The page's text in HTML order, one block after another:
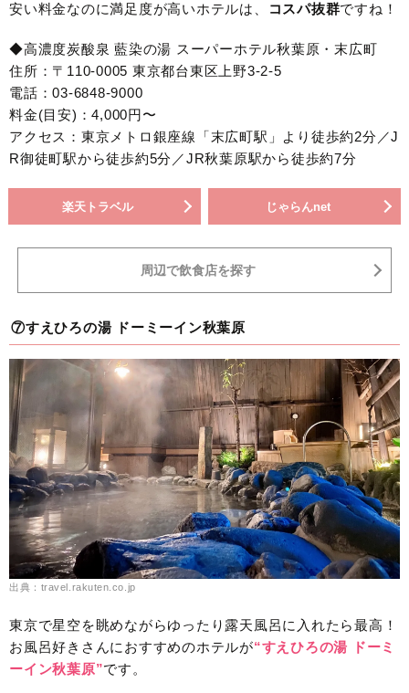
安い料金なのに満足度が高いホテルは、 コスパ抜群ですね！
◆高濃度炭酸泉 藍染の湯 スーパーホテル秋葉原・末広町
住所：〒110-0005 東京都台東区上野3-2-5
電話：03-6848-9000
料金(目安)：4,000円〜
アクセス：東京メトロ銀座線「末広町駅」より徒歩約2分／J
R御徒町駅から徒歩約5分／JR秋葉原駅から徒歩約7分
楽天トラベル じゃらんnet
周辺で飲食店を探す
⑦すえひろの湯 ドーミーイン秋葉原
出典：travel.rakuten.co.jp
東京で星空を眺めながらゆったり露天風呂に入れたら最高！
お風呂好きさんにおすすめのホテルが“すえひろの湯 ドーミ
ーイン秋葉原”です。